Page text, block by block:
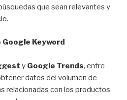
que sean relevantes y
Google Keyword
y Google Trends, entre
datos del volumen de
relacionadas con los productos